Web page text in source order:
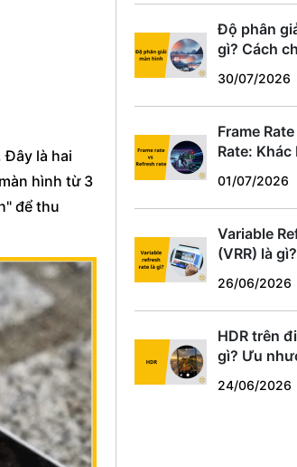
Đây là hai
hình từ 3
để thu
Độ phân
gì? Cách
hợp
30/07/2026
Frame
Rate: Khác
hợp
01/07/2026
Variable
(VRR) là
thủ PC,
26/06/2026
HDR trên
gì? Ưu
24/06/2026